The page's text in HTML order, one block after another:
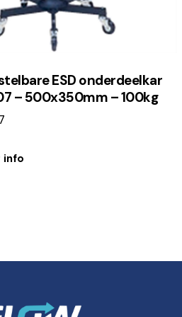
ESD onderdeelkar
– 500x350mm – 100kg
info